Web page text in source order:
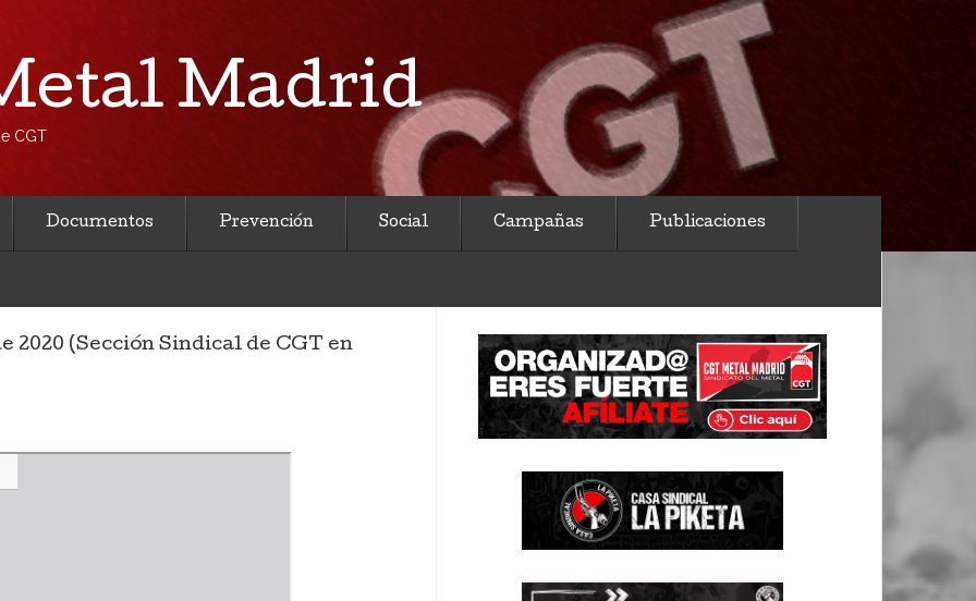
Madrid
CGT
Documentos Prevención Social Campañas Publicaciones
2020 (Sección Sindical de CGT en